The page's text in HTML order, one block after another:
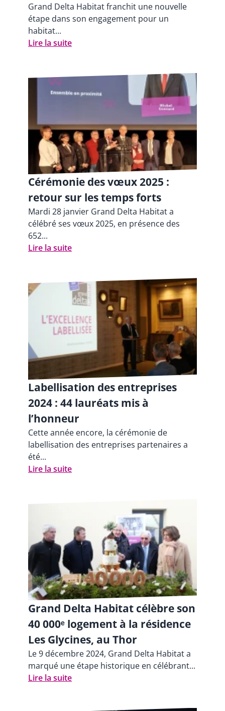
Grand Delta Habitat franchit une nouvelle
étape dans son engagement pour un
habitat...
Lire la suite
Cérémonie des vœux 2025 :
retour sur les temps forts
Mardi 28 janvier Grand Delta Habitat a
célébré ses vœux 2025, en présence des
652...
Lire la suite
Labellisation des entreprises
2024 : 44 lauréats mis à
l’honneur
Cette année encore, la cérémonie de
labellisation des entreprises partenaires a
été...
Lire la suite
Grand Delta Habitat célèbre son
40 000ᵉ logement à la résidence
Les Glycines, au Thor
Le 9 décembre 2024, Grand Delta Habitat a
marqué une étape historique en célébrant...
Lire la suite